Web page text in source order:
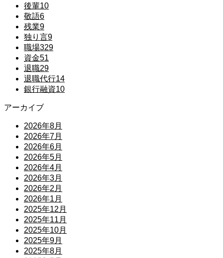
後輩10
敬語6
残業9
独り言9
職場329
資金51
退職29
退職代行14
銀行融資10
アーカイブ
2026年8月
2026年7月
2026年6月
2026年5月
2026年4月
2026年3月
2026年2月
2026年1月
2025年12月
2025年11月
2025年10月
2025年9月
2025年8月